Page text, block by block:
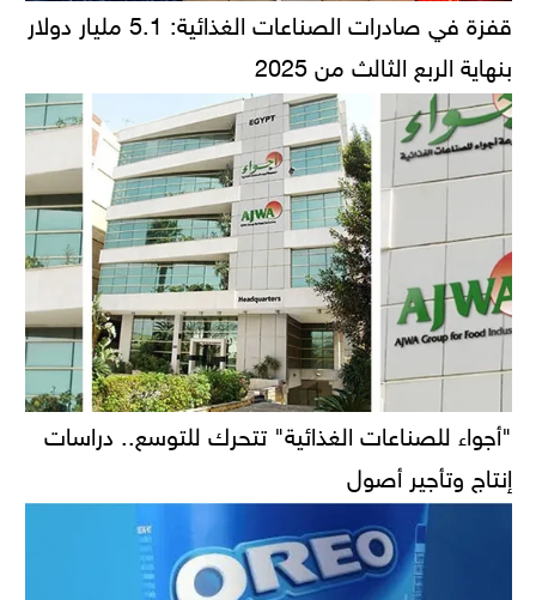
قفزة في صادرات الصناعات الغذائية: 5.1 مليار دولار
بنهاية الربع الثالث من 2025
"أجواء للصناعات الغذائية" تتحرك للتوسع.. دراسات
إنتاج وتأجير أصول